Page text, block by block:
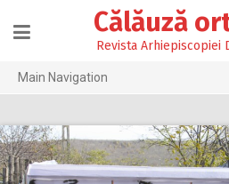
content
Călăuză
Revista Arhiepiscopiei
Main Navigation
2026
2025